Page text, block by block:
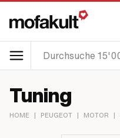
Tuning
HOME | PEUGEOT | MOTOR |